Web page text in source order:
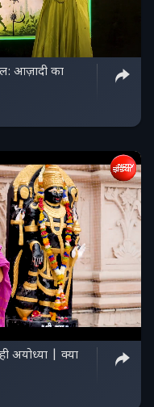
आज़ादी का
अयोध्या | क्या